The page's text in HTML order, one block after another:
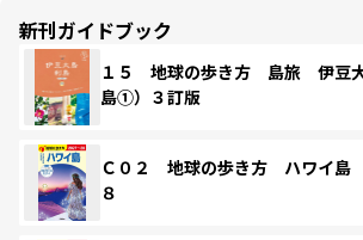
新刊ガイドブック
１５ 地球の歩き方 島旅 伊豆
島①）３訂版
Ｃ０２ 地球の歩き方 ハワイ島
８